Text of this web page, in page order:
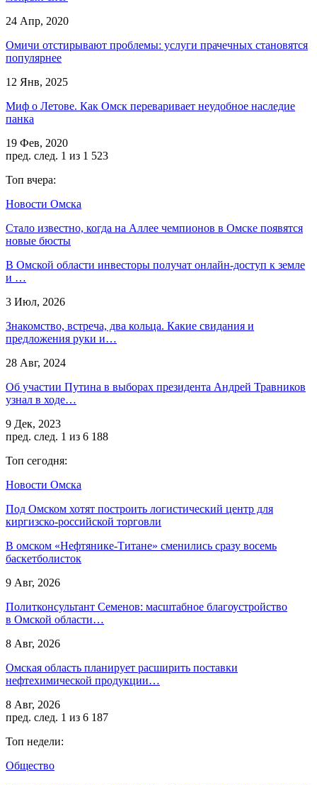
24 Апр, 2020
Омичи отстирывают проблемы: услуги прачечных становятся
популярнее
12 Янв, 2025
Миф о Летове. Как Омск переваривает неудобное наследие
панка
19 Фев, 2020
пред. след. 1 из 1 523
Топ вчера:
Новости Омска
Стало известно, когда на Аллее чемпионов в Омске появятся
новые бюсты
В Омской области инвесторы получат онлайн-доступ к земле
и …
3 Июл, 2026
Знакомство, встреча, два кольца. Какие свидания и
предложения руки и…
28 Авг, 2024
Об участии Путина в выборах президента Андрей Травников
узнал в ходе…
9 Дек, 2023
пред. след. 1 из 6 188
Топ сегодня:
Новости Омска
Под Омском хотят построить логистический центр для
киргизско-российской торговли
В омском «Нефтянике-Титане» сменились сразу восемь
баскетболисток
9 Авг, 2026
Политконсультант Семенов: масштабное благоустройство
в Омской области…
8 Авг, 2026
Омская область планирует расширить поставки
нефтехимической продукции…
8 Авг, 2026
пред. след. 1 из 6 187
Топ недели:
Общество